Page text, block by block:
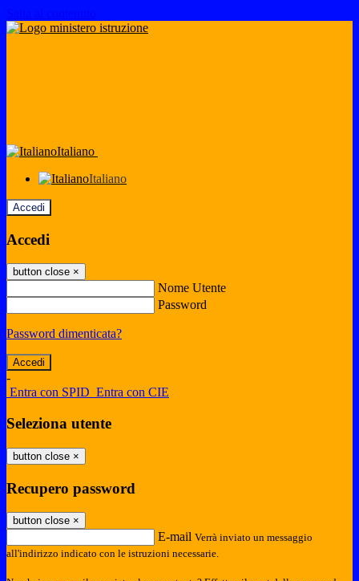
Italiano
Italiano
Accedi
Accedi
button close ×
Nome Utente
Password
Password dimenticata?
-
Entra con SPID Entra con CIE
Seleziona utente
button close ×
Recupero password
button close ×
E-mail Verrà inviato un messaggio
all'indirizzo indicato con le istruzioni necessarie.